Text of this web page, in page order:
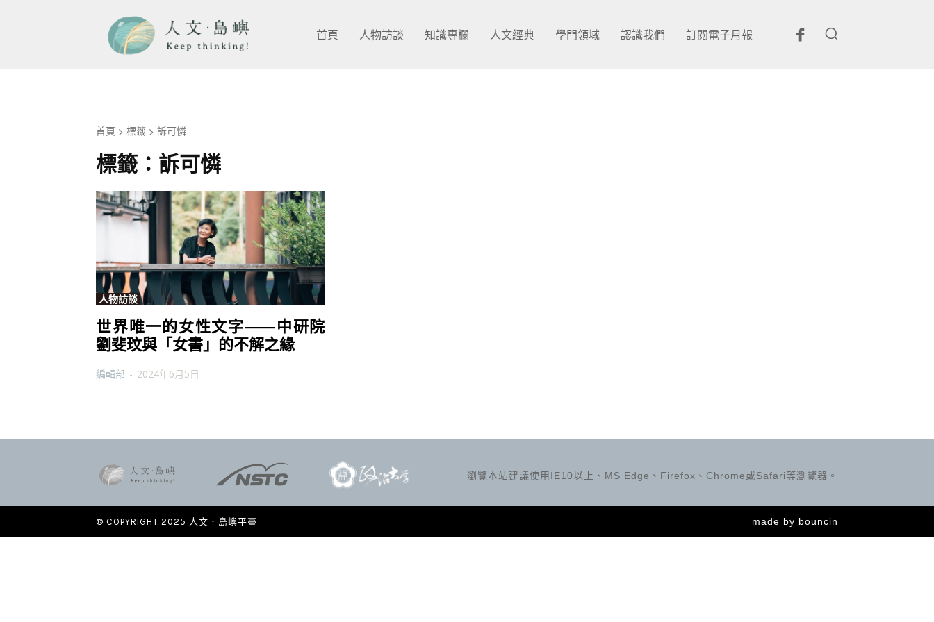
首頁 人物訪談 知識專欄 人文經典 學門領域 認識我們 訂閱電子月報
首頁 標籤 訴可憐
標籤： 訴可憐
人物訪談
世界唯一的女性文字——中研院
劉斐玟與「女書」的不解之緣
編輯部 - 2024年6月5日
瀏覽本站建議使用IE10以上、MS Edge、Firefox、Chrome或Safari等瀏覽器。
© COPYRIGHT 2025 人文．島嶼平臺 made by bouncin